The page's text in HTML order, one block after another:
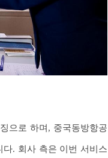
으로 하며, 중국동방항공
다. 회사 측은 이번 서비스